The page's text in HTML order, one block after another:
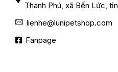
Thanh Phú, xã Bến Lức,
lienhe@lunipetshop.com
Fanpage